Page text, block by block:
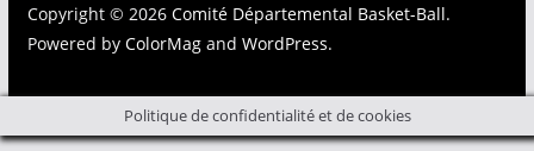
Copyright © 2026 Comité Départemental Basket-Ball.
Powered by ColorMagand WordPress.
Politique de confidentialité et de cookies